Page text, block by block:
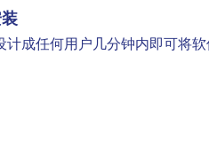
计成任何用户几分钟内即可将